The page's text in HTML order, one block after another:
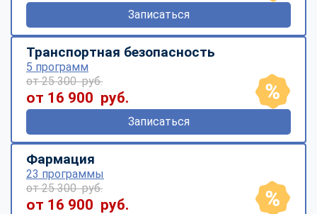
Записаться
Транспортная безопасность
5 программ
от 25 300 руб.
от 16 900 руб.
Записаться
Фармация
23 программы
от 25 300 руб.
от 16 900 руб.